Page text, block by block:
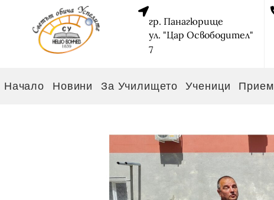
гр. Панагюрище
ул. "Цар Освободител"
7
Начало Новини За Училището Ученици Прием